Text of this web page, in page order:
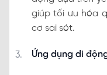
giúp tối ưu hóa
cơ sai sót.
Ứng dụng di